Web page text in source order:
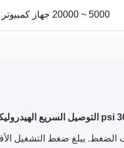
5000 ~ 20000 جهاز كمبيوتر / شهر